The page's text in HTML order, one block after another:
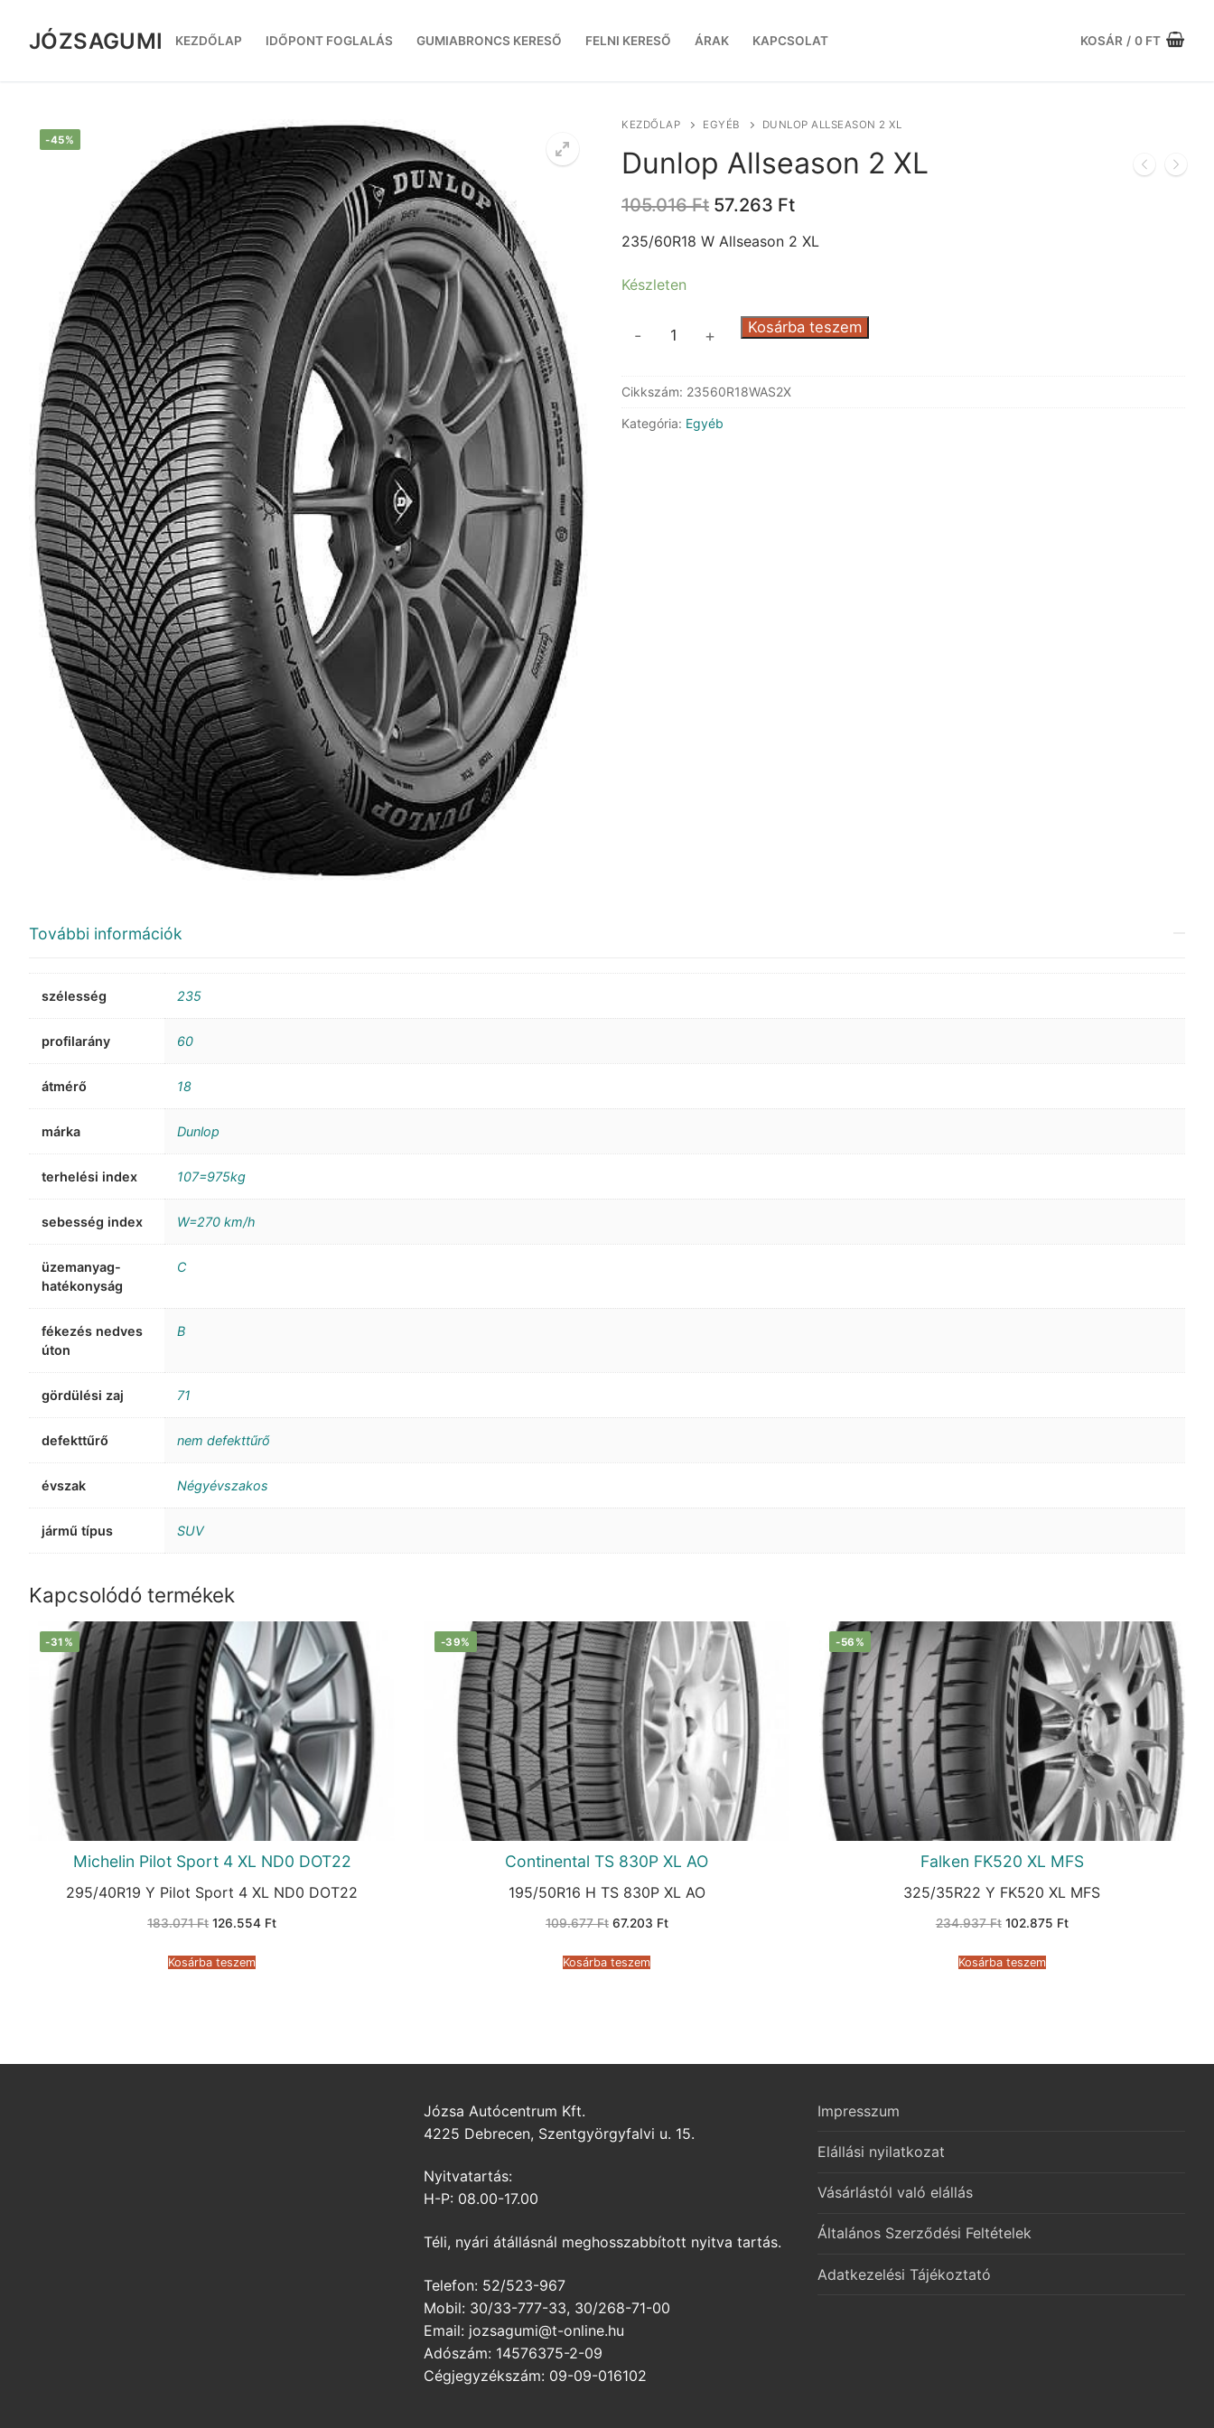
tartalomra
JÓZSAGUMI KEZDŐLAP IDŐPONT FOGLALÁS GUMIABRONCS KERESŐ FELNI KERESŐ ÁRAK KAPCSOLAT KOSÁR / 0 FT
-45%
KEZDŐLAP EGYÉB DUNLOP ALLSEASON 2 XL
Dunlop Allseason 2 XL
105.016Ft Original
was:
57.263 FtCurrent
is:
235/60R18 W Allseason 2 XL
Készleten
XL
mennyiség
- + Kosárba teszem
Cikkszám: 23560R18WAS2X
Kategória: Egyéb
További információk
szélesség 235
profilarány 60
átmérő 18
márka Dunlop
terhelési index 107=975kg
sebesség index W=270 km/h
üzemanyag-
hatékonyság
C
fékezés nedves
úton
B
gördülési zaj 71
defekttűrő nem defekttűrő
évszak Négyévszakos
jármű típus SUV
Kapcsolódó termékek
-31%
Michelin Pilot Sport 4 XL ND0 DOT22
295/40R19 Y Pilot Sport 4 XL ND0 DOT22
183.071Ft Original
183.071 Ft.
126.554 FtCurrent
Kosárba teszem
-39%
Continental TS 830P XL AO
195/50R16 H TS 830P XL AO
109.677Ft Original
109.677 Ft.
67.203 FtCurrent
Kosárba teszem
-56%
Falken FK520 XL MFS
325/35R22 Y FK520 XL MFS
234.937Ft Original
price
234.937 Ft.
102.875 FtCurrent
Kosárba teszem
Józsa Autócentrum Kft.
4225 Debrecen, Szentgyörgyfalvi u. 15.
Nyitvatartás:
H-P: 08.00-17.00
Téli, nyári átállásnál meghosszabbított nyitva tartás.
Telefon: 52/523-967
Mobil: 30/33-777-33, 30/268-71-00
Email: jozsagumi@t-online.hu
Adószám: 14576375-2-09
Cégjegyzékszám: 09-09-016102
Impresszum
Elállási nyilatkozat
Vásárlástól való elállás
Általános Szerződési Feltételek
Adatkezelési Tájékoztató